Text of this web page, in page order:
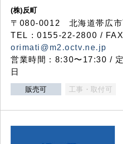
(株)反町
〒080-0012 北海道帯広市
TEL：0155-22-2800 /
orimati@m2.octv.ne.jp
営業時間：8:30〜17:30 /
日
販売可 工事・取付可